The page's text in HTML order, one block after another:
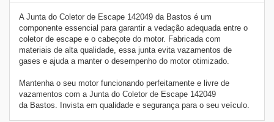
A Junta do Coletor de Escape 142049 da Bastos é um
componente essencial para garantir a vedação adequada entre o
coletor de escape e o cabeçote do motor. Fabricada com
materiais de alta qualidade, essa junta evita vazamentos de
gases e ajuda a manter o desempenho do motor otimizado.
Mantenha o seu motor funcionando perfeitamente e livre de
vazamentos com a Junta do Coletor de Escape 142049
da Bastos. Invista em qualidade e segurança para o seu veículo.